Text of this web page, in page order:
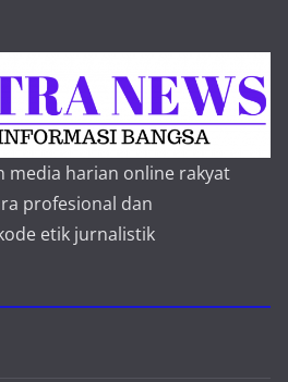
media harian online rakyat
profesional dan
etik jurnalistik